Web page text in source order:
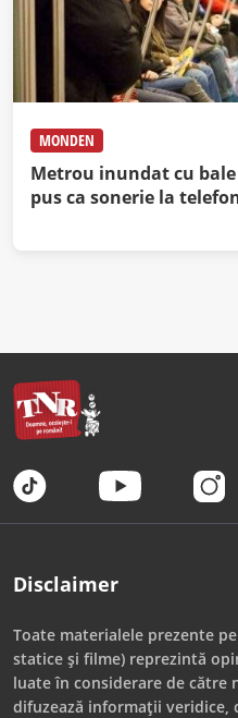
MONDEN
Metrou inundat cu
pus ca sonerie la
Disclaimer
Toate materialele prezente
statice și filme) reprezintă
luate în considerare de către
difuzează informații